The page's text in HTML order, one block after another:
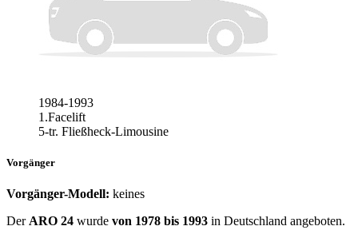
1984-1993
1.Facelift
5-tr. Fließheck-Limousine
Vorgänger
Vorgänger-Modell: keines
Der ARO 24 wurde von 1978 bis 1993 in Deutschland angeboten.